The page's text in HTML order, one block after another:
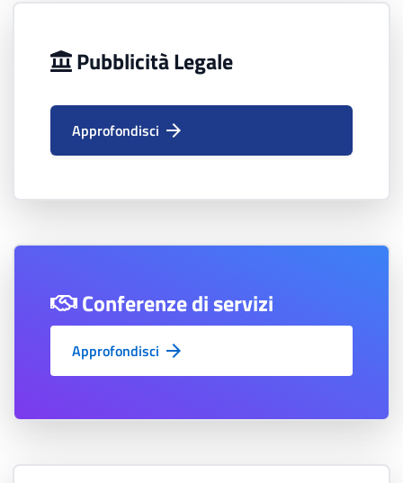
Pubblicità Legale
Approfondisci
Conferenze di servizi
Approfondisci